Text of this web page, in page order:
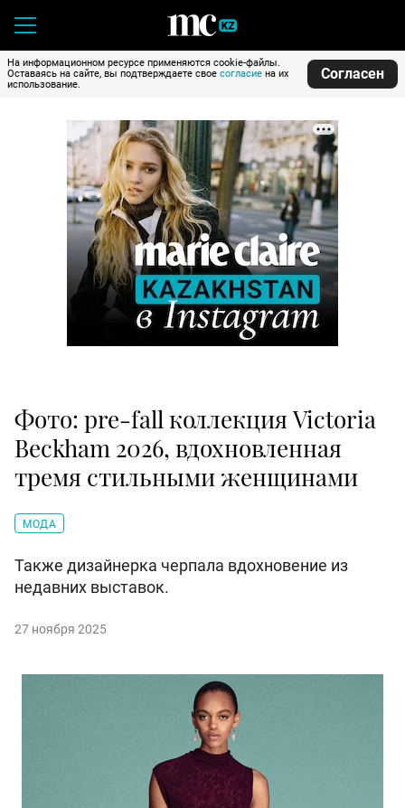
На информационном ресурсе применяются cookie-файлы.
Оставаясь на сайте, вы подтверждаете свое согласие на их
использование.
Согласен
Фото: pre-fall коллекция Victoria
Beckham 2026, вдохновленная
тремя стильными женщинами
МОДА
Также дизайнерка черпала вдохновение из
недавних выставок.
27 ноября 2025